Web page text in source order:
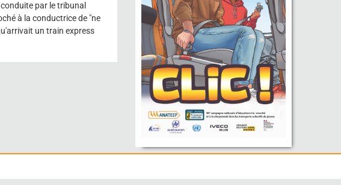
par le tribunal
à la conductrice de "ne
un train express